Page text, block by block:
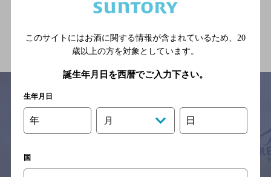
関連ページ
サイトマップ ご意見・ご感想 利用規約
念のためお店にご確認の上ご来店くださいますようお願い申し上げま
す。
このサイトにはお酒に関する情報が含まれているため、 20
歳以上の方を対象としています。
誕生年月日を西暦でご入力下さい。
生年月日
年 月 日
国